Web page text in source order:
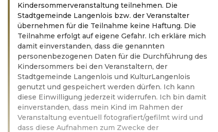
Kindersommerveranstaltung teilnehmen. Die
Stadtgemeinde Langenlois bzw. der Veranstalter
übernehmen für die Teilnahme keine Haftung. Die
Teilnahme erfolgt auf eigene Gefahr. Ich erkläre mich
damit einverstanden, dass die genannten
personenbezogenen Daten für die Durchführung des
Kindersommers bei den Veranstaltern, der
Stadtgemeinde Langenlois und KulturLangenlois
genutzt und gespeichert werden dürfen. Ich kann
diese Einwilligung jederzeit widerrufen. Ich bin damit
einverstanden, dass mein Kind im Rahmen der
Veranstaltung eventuell fotografiert/gefilmt wird und
dass diese Aufnahmen zum Zwecke der